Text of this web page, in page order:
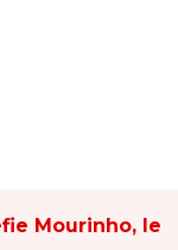
Mourinho, le